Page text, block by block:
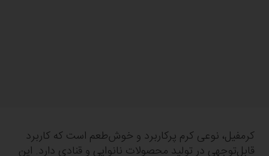
کرمفیل، نوعی کرم پرکاربرد و خوش‌طعم است که کاربرد
قابل‌توجهی در تولید محصولات نانوایی و قنادی دارد. این